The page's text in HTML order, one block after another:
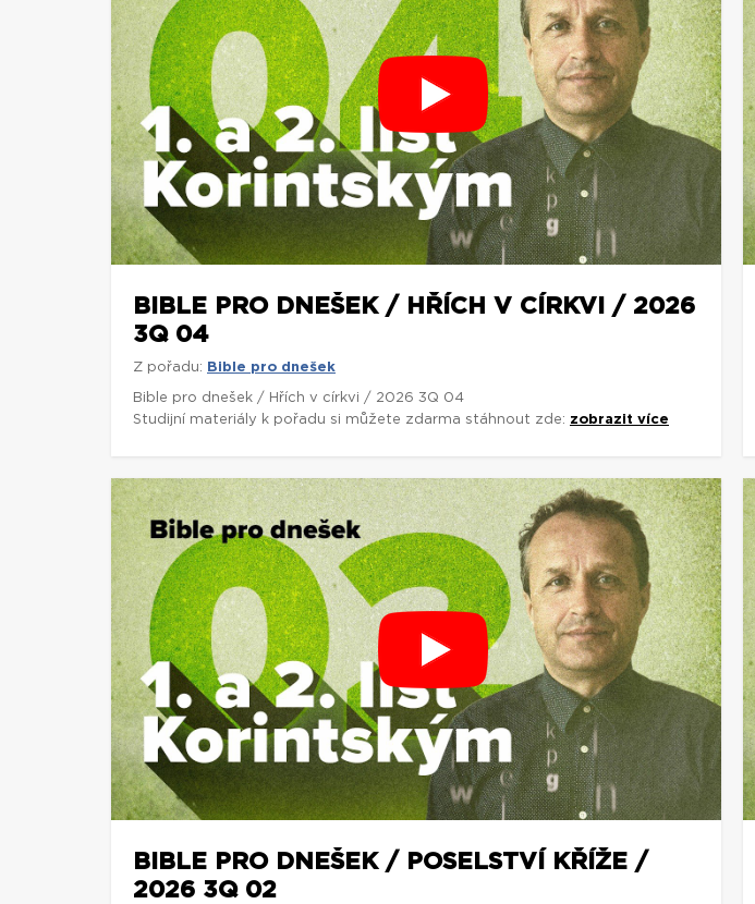
BIBLE PRO DNEŠEK / HŘÍCH V CÍRKVI / 2026
3Q 04
Z pořadu: Bible pro dnešek
Bible pro dnešek / Hřích v církvi / 2026 3Q 04
Studijní materiály k pořadu si můžete zdarma stáhnout zde: zobrazit více
BIBLE PRO DNEŠEK / POSELSTVÍ KŘÍŽE /
2026 3Q 02